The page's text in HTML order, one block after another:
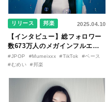
リリース 邦楽 2025.04.10
【インタビュー】総フォロワー
数673万人のメガインフルエン
サー、Mumeixxxが2ndシング
ル「→←」（読み：右向け左）
について「聞いてみたっ」！
#JPOP #Mumeixxx #TikTok
#ベース
#むめい
#邦楽